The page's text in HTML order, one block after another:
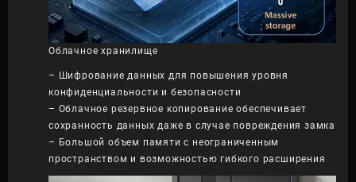
Облачное хранилище
– Шифрование данных для повышения уровня
конфиденциальности и безопасности
– Облачное резервное копирование обеспечивает
сохранность данных даже в случае повреждения замка
– Большой объем памяти с неограниченным
пространством и возможностью гибкого расширения